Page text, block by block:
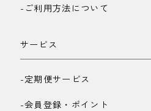
-ご利用方法について
サービス
-定期便サービス
-会員登録・ポイント